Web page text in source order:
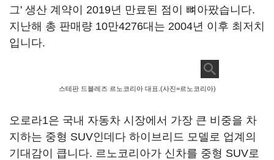
그' 생산 계약이 2019년 만료된 점이 뼈아팠습니다.
지난해 총 판매량 10만4276대는 2004년 이후 최저치
입니다.
스테판 드블레즈 르노코리아 대표.(사진=르노코리아)
오로라1은 국내 자동차 시장에서 가장 큰 비중을 차
지하는 중형 SUV인데다 하이브리드 모델로 업계의
기대감이 큽니다. 르노코리아가 신차를 중형 SUV로